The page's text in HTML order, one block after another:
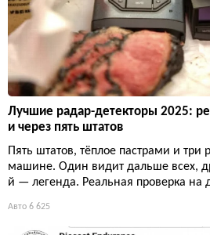
Лучшие радар-детекторы 2025:
и через пять штатов
Пять штатов, тёплое пастрами и три
машине. Один видит дальше всех,
й — легенда. Реальная проверка на
Авто 6 625